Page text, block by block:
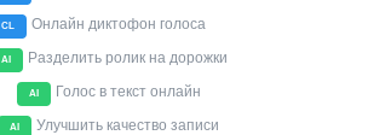
CL Онлайн диктофон голоса
AI Разделить ролик на дорожки
AI Голос в текст онлайн
AI Улучшить качество записи